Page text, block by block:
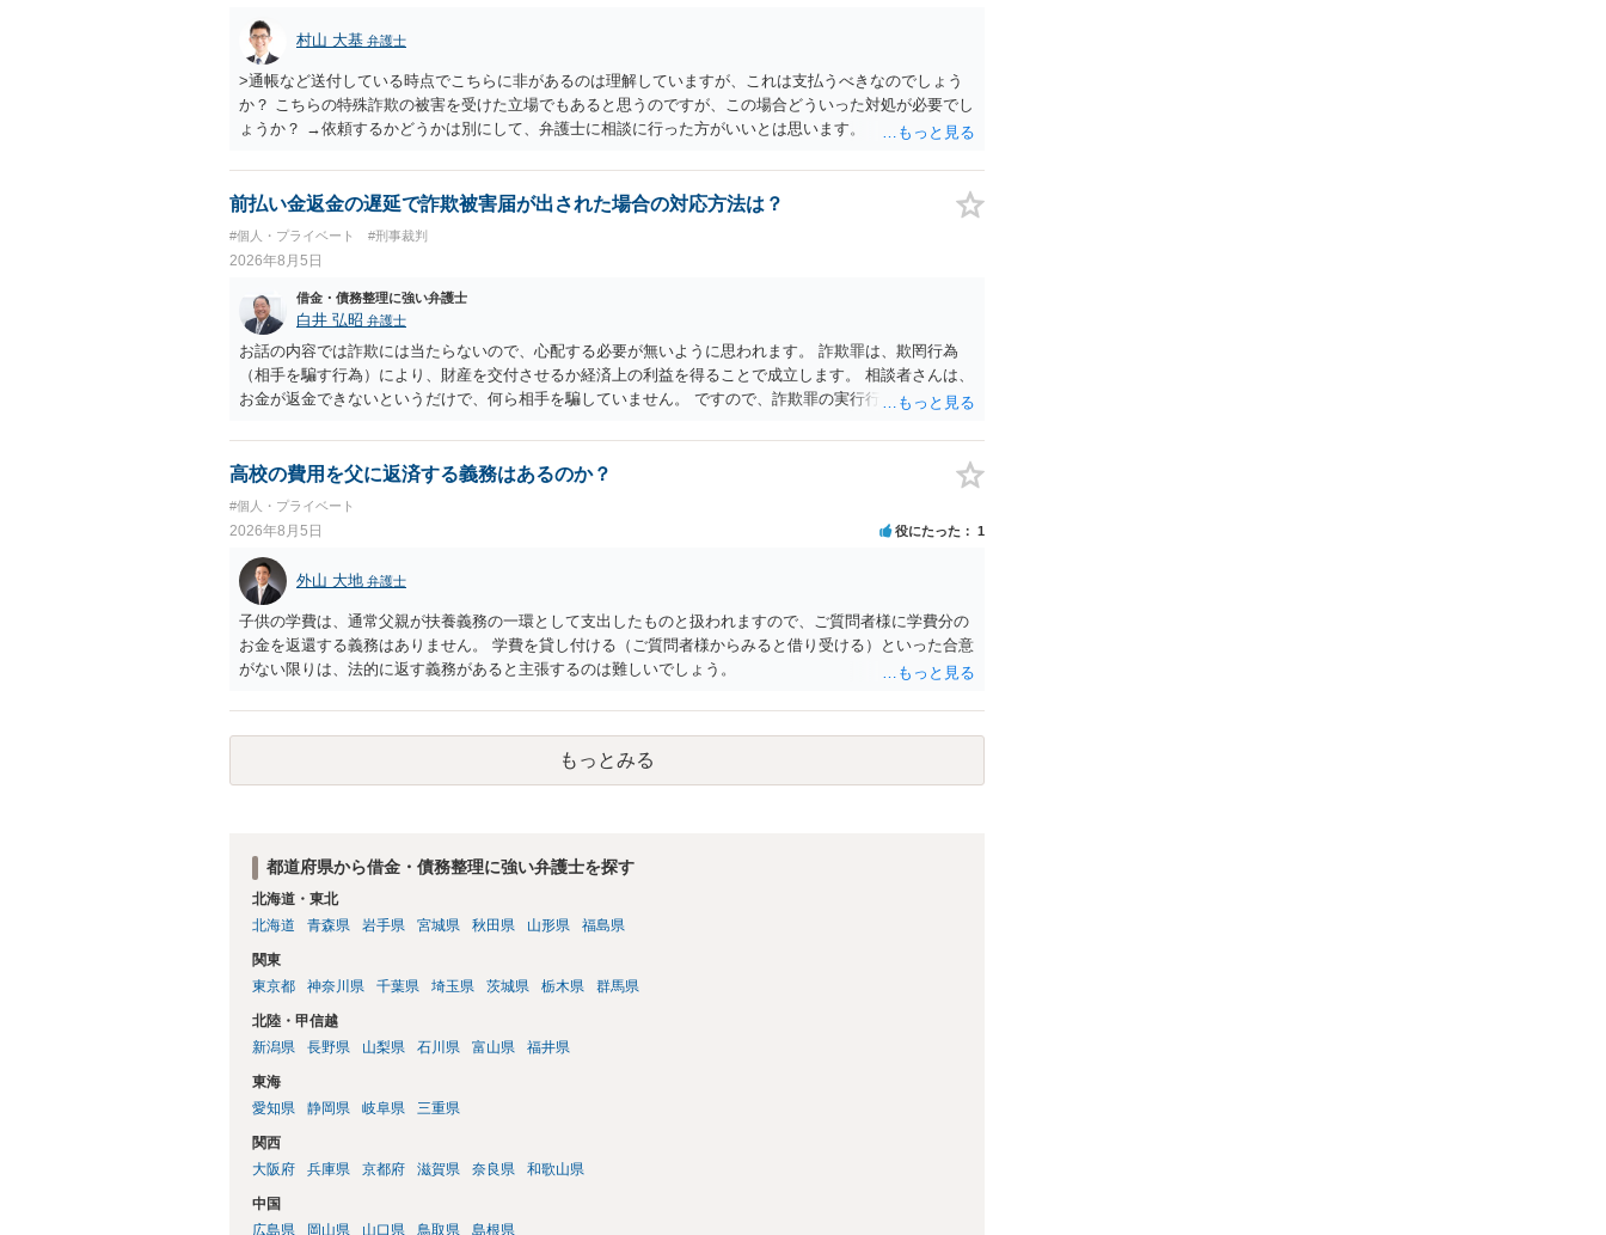
村山 大基 弁護士
>通帳など送付している時点でこちらに非があるのは理解していますが、これは支払うべきなのでしょう
か？ こちらの特殊詐欺の被害を受けた立場でもあると思うのですが、この場合どういった対処が必要でし
ょうか？ →依頼するかどうかは別にして、弁護士に相談に行った方がいいとは思います。 そもそも、
とは可能でしょうか？ →一般的には難しいです。相談者さんも１００万円の被害を受けたとして、１円も
払わないで和解したいと言われたら、 できるだけ重い刑罰を与えて欲しい、と思われるのではないでし
だ、弁護士費用かけるならその分賠償に回すことも考えられるので、 兼ね合いは考えてみましょう。
前払い金返金の遅延で詐欺被害届が出された場合の対応方法は？
#個人・プライベート #刑事裁判
2026年8月5日
借金・債務整理に強い弁護士
白井 弘昭 弁護士
お話の内容では詐欺には当たらないので、心配する必要が無いように思われます。 詐欺罪は、欺罔行為
（相手を騙す行為）により、財産を交付させるか経済上の利益を得ることで成立します。 相談者さんは、
お金が返金できないというだけで、何ら相手を騙していません。 ですので、詐欺罪の実行行為性が無く罪
を述べた場合は、捜査はあるかもしれません。 ただし、捜査において、真実を説明すれば、「ちゃんと返
しなさいよ」程度の注意で済むことだと思われます。 また、返せるお金が無いのであれば、返せないのは
高校の費用を父に返済する義務はあるのか？
#個人・プライベート
2026年8月5日 役にたった 1
外山 大地 弁護士
子供の学費は、通常父親が扶養義務の一環として支出したものと扱われますので、ご質問者様に学費分の
お金を返還する義務はありません。 学費を貸し付ける（ご質問者様からみると借り受ける）といった合意
がない限りは、法的に返す義務があると主張するのは難しいでしょう。
もっとみる
都道府県から借金・債務整理に強い弁護士を探す
北海道・東北
北海道
青森県 岩手県 宮城県 秋田県 山形県 福島県
関東
東京都
神奈川県 千葉県 埼玉県 茨城県 栃木県 群馬県
北陸・甲信越
新潟県
長野県 山梨県 石川県 富山県 福井県
東海
愛知県
静岡県 岐阜県 三重県
関西
大阪府
兵庫県 京都府 滋賀県 奈良県 和歌山県
中国
広島県
岡山県 山口県 鳥取県 島根県